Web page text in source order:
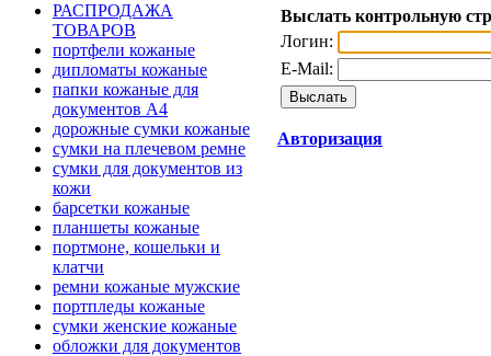
РАСПРОДАЖА
ТОВАРОВ
портфели кожаные
дипломаты кожаные
папки кожаные для
документов А4
дорожные сумки кожаные
сумки на плечевом ремне
сумки для документов из
кожи
барсетки кожаные
планшеты кожаные
портмоне, кошельки и
клатчи
ремни кожаные мужские
портпледы кожаные
сумки женские кожаные
обложки для документов
Выслать контрольную
Логин:
E-Mail:
Авторизация